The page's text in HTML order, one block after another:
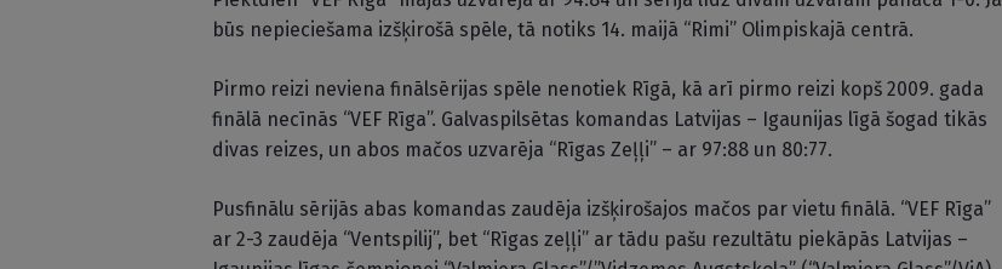
būs nepieciešama izšķirošā spēle, tā notiks 14. maijā “Rimi” Olimpiskajā centrā.
Pirmo reizi neviena finālsērijas spēle nenotiek Rīgā, kā arī pirmo reizi kopš 2009. gada
finālā necīnās “VEF Rīga”. Galvaspilsētas komandas Latvijas – Igaunijas līgā šogad tikās
divas reizes, un abos mačos uzvarēja “Rīgas Zeļļi” – ar 97:88 un 80:77.
Pusfinālu sērijās abas komandas zaudēja izšķirošajos mačos par vietu finālā. “VEF Rīga”
ar 2-3 zaudēja “Ventspilij”, bet “Rīgas zeļļi” ar tādu pašu rezultātu piekāpās Latvijas –